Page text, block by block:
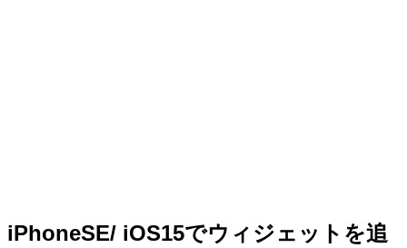
iPhoneSE/ iOS15でウィジェットを追